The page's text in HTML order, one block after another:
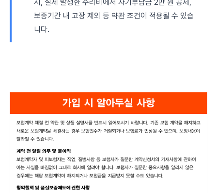
시, 실제 발생한 수리비에서 자기부담금 2만 원 공제,
보증기간 내 고장 제외 등 약관 조건이 적용될 수 있습
니다.